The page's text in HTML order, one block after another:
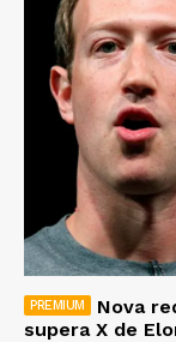
Nova
supera X de